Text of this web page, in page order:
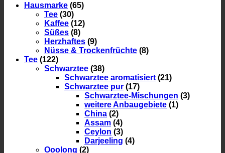
Hausmarke (65)
Tee (30)
Kaffee (12)
Süßes (8)
Herzhaftes (9)
Nüsse & Trockenfrüchte (8)
Tee (122)
Schwarztee (38)
Schwarztee aromatisiert (21)
Schwarztee pur (17)
Schwarztee-Mischungen (3)
weitere Anbaugebiete (1)
China (2)
Assam (4)
Ceylon (3)
Darjeeling (4)
Ooolong (2)